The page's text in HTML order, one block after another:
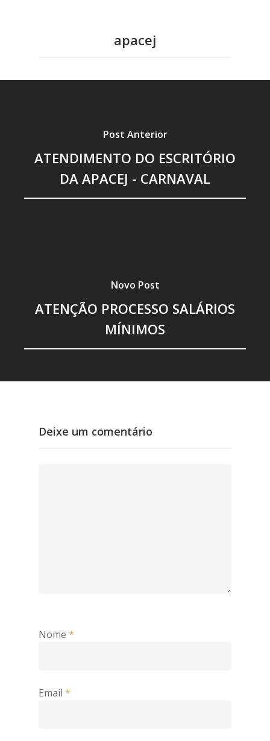
apacej
Post Anterior
ATENDIMENTO DO ESCRITÓRIO
DA APACEJ - CARNAVAL
Novo Post
ATENÇÃO PROCESSO SALÁRIOS
MÍNIMOS
Deixe um comentário
Nome *
Email *
Diretoria
Associe-se
Estatutos e Atas
Hotel
Contato